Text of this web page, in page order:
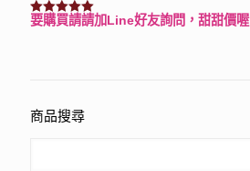
評分3150滿分 5
要購買請請加Line好友詢問，甜甜價喔
商品搜尋